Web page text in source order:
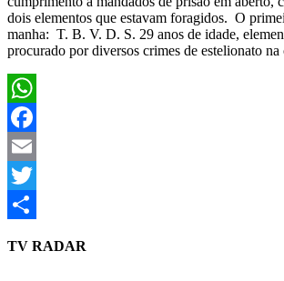
dois elementos que estavam foragidos. O
manha: T. B. V. D. S. 29 anos de idade,
procurado por diversos crimes de estelionato
WhatsApp
Facebook
Email
Twitter
TV RADAR